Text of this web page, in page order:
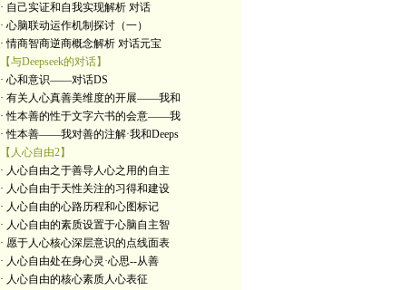
· 自己实证和自我实现解析 对话
· 心脑联动运作机制探讨（一）
· 情商智商逆商概念解析 对话元宝
【与Deepseek的对话】
· 心和意识——对话DS
· 有关人心真善美维度的开展——我和
· 性本善的性于文字六书的会意——我
· 性本善——我对善的注解·我和Deeps
【人心自由2】
· 人心自由之于善导人心之用的自主
· 人心自由于天性关注的习得和建设
· 人心自由的心路历程和心图标记
· 人心自由的素质设置于心脑自主智
· 愿于人心核心深层意识的点线面表
· 人心自由处在身心灵·心思--从善
· 人心自由的核心素质人心表征